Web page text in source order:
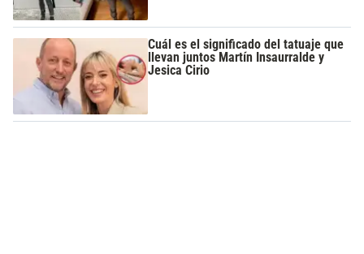
Cuál es el significado del tatuaje que
llevan juntos Martín Insaurralde y
Jesica Cirio